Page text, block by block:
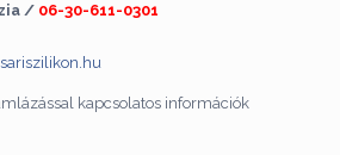
/ 06-30-611-0301
kapcsolatos információk